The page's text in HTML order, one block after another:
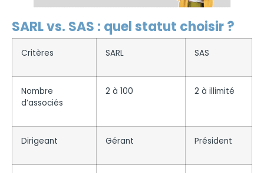
SARL vs. SAS : quel statut choisir ?
Critères SARL SAS
Nombre
d’associés
2 à 100 2 à illimité
Dirigeant Gérant Président